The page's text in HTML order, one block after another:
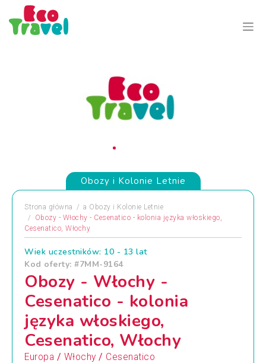
Obozy i Kolonie Letnie
Strona główna a Obozy i Kolonie Letnie
Obozy - Włochy - Cesenatico - kolonia języka włoskiego,
Cesenatico, Włochy
Wiek uczestników: 10 - 13 lat
Kod oferty: #7MM-9164
Obozy - Włochy -
Cesenatico - kolonia
języka włoskiego,
Cesenatico, Włochy
Europa / Włochy / Cesenatico